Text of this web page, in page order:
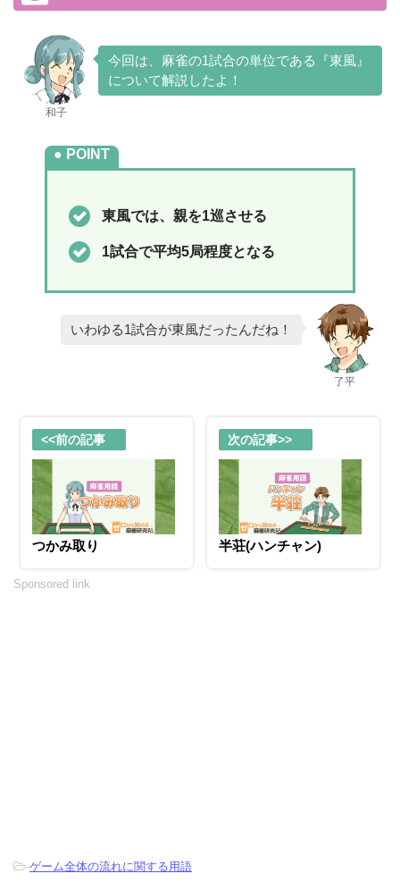
和子
今回は、麻雀の1試合の単位である『東風』
について解説したよ！
POINT
東風では、親を1巡させる
1試合で平均5局程度となる
了平
いわゆる1試合が東風だったんだね！
<<前の記事
つかみ取り
次の記事>>
半荘(ハンチャン)
Sponsored link
-ゲーム全体の流れに関する用語